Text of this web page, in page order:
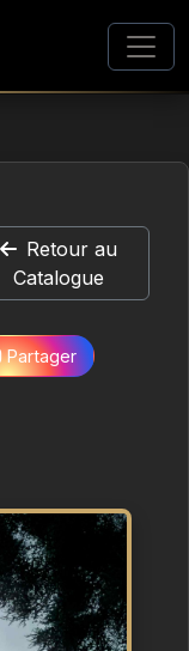
Retour au
Catalogue
Partager